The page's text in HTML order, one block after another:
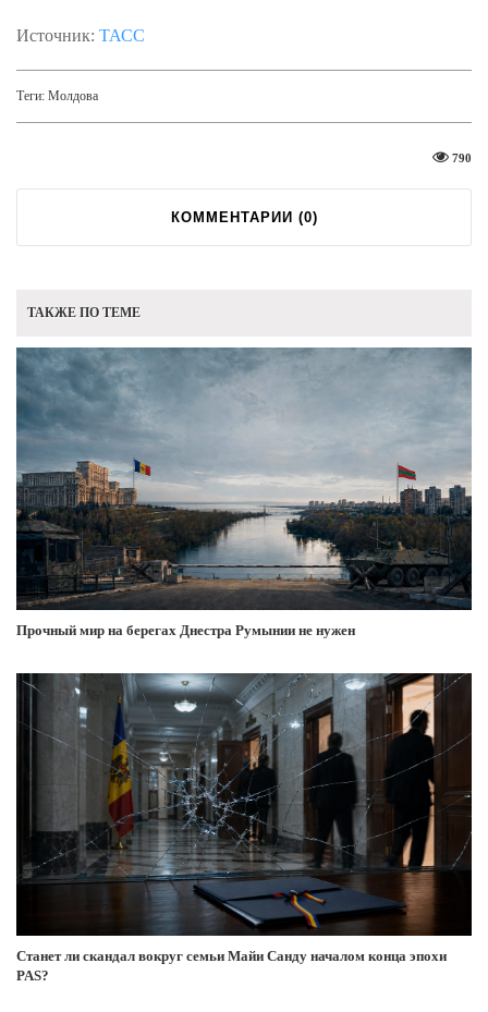
Источник: ТАСС
Теги: Молдова
790
КОММЕНТАРИИ (0)
ТАКЖЕ ПО ТЕМЕ
Прочный мир на берегах Днестра Румынии не нужен
Станет ли скандал вокруг семьи Майи Санду началом конца эпохи
PAS?